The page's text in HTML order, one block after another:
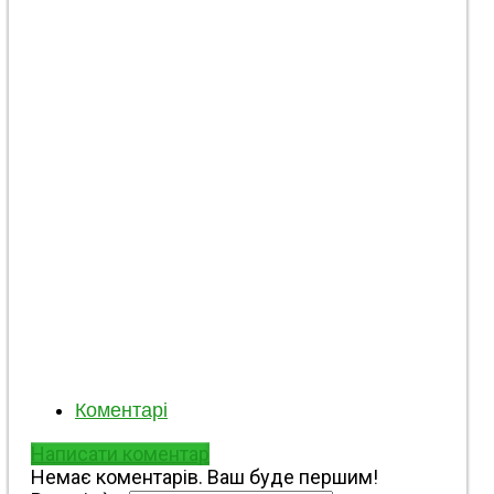
Коментарі
Написати коментар
Немає коментарів. Ваш буде першим!